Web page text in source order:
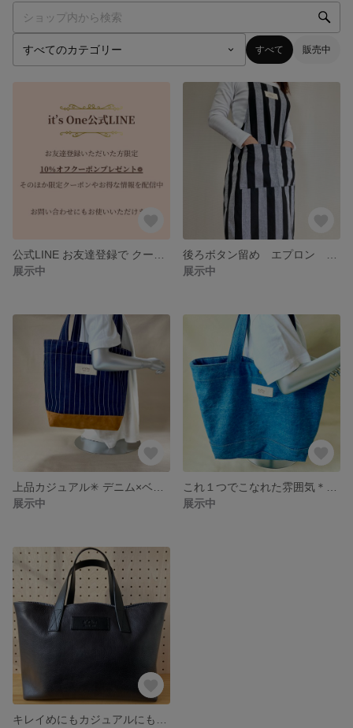
すべて 販売中
展示中
展示中
展示中
展示中